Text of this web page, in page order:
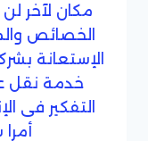
مكان لآخر
الخصائص
الإستعانة
خدمة نقل
التفكير فى